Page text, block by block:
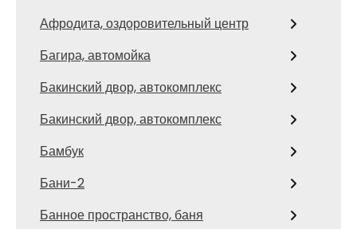
Афродита, оздоровительный центр
Багира, автомойка
Бакинский двор, автокомплекс
Бакинский двор, автокомплекс
Бамбук
Бани-2
Банное пространство, баня